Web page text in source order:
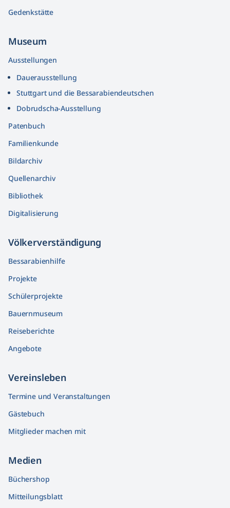
Gedenkstätte
Museum
Ausstellungen
Dauerausstellung
Stuttgart und die Bessarabiendeutschen
Dobrudscha­-Ausstellung
Patenbuch
Familienkunde
Bildarchiv
Quellenarchiv
Bibliothek
Digitalisierung
Völkerver­ständigung
Bessarabienhilfe
Projekte
Schülerprojekte
Bauernmuseum
Reiseberichte
Angebote
Vereinsleben
Termine und Veranstaltungen
Gästebuch
Mitglieder machen mit
Medien
Büchershop
Mitteilungsblatt